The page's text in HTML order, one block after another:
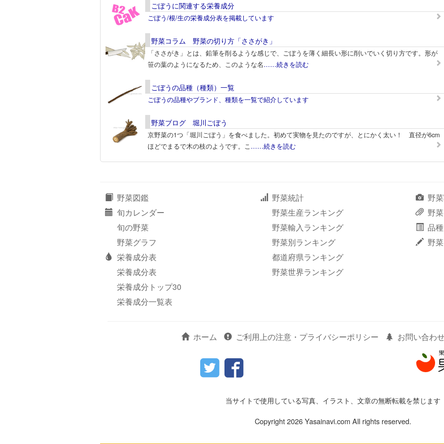
ごぼうに関連する栄養成分
ごぼう/根/生の栄養成分表を掲載しています
野菜コラム 野菜の切り方「ささがき」
「ささがき」とは、鉛筆を削るような感じで、ごぼうを薄く細長い形に削いでいく切り方です。形が
笹の葉のようになるため、このような名……続きを読む
ごぼうの品種（種類）一覧
ごぼうの品種やブランド、種類を一覧で紹介しています
野菜ブログ 堀川ごぼう
京野菜の1つ「堀川ごぼう」を食べました。初めて実物を見たのですが、とにかく太い！ 直径が6cm
ほどでまるで木の枝のようです。こ ……続きを読む
野菜図鑑
旬カレンダー
旬の野菜
野菜グラフ
栄養成分表
栄養成分表
栄養成分トップ30
栄養成分一覧表
野菜統計
野菜生産ランキング
野菜輸入ランキング
野菜別ランキング
都道府県ランキング
野菜世界ランキング
野
野
品
野
ホーム ご利用上の注意・プライバシーポリシー お問い合わ
当サイトで使用している写真、イラスト、文章の無断転載を禁じます
Copyright 2026 Yasainavi.com All rights reserved.